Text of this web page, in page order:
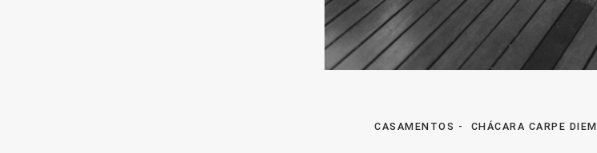
CASAMENTOS CHÁCARA CARPE DIEM